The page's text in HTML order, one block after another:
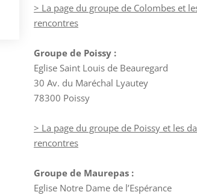
> La page du groupe de Colombes et
rencontres
Groupe de Poissy :
Eglise Saint Louis de Beauregard
30 Av. du Maréchal Lyautey
78300 Poissy
> La page du groupe de Poissy et les
rencontres
Groupe de Maurepas :
Eglise Notre Dame de l’Espérance